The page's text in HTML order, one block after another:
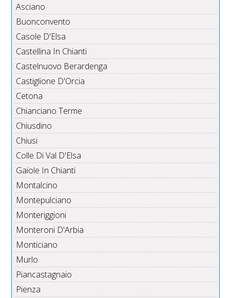
Asciano
Buonconvento
Casole D'Elsa
Castellina In Chianti
Castelnuovo Berardenga
Castiglione D'Orcia
Cetona
Chianciano Terme
Chiusdino
Chiusi
Colle Di Val D'Elsa
Gaiole In Chianti
Montalcino
Montepulciano
Monteriggioni
Monteroni D'Arbia
Monticiano
Murlo
Piancastagnaio
Pienza